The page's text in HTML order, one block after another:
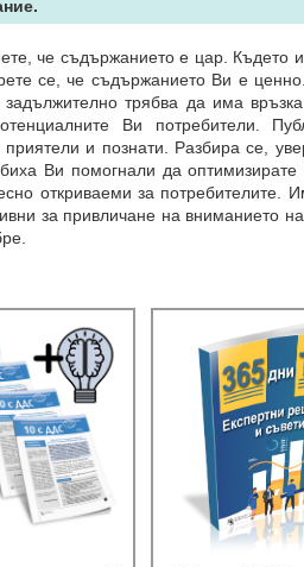
че съдържанието е цар. Където
се, че съдържанието Ви е
трябва да има
Ви потребители.
и познати. Разбира се,
Ви помогнали да
откриваеми за потребителите.
за привличане на вниманието